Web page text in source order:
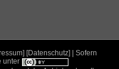
[Datenschutz] | Sofern
unter